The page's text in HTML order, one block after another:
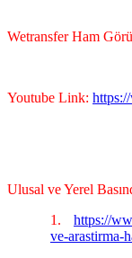
Wetransfer Ham
Youtube Link:
Ulusal ve Yerel
1.
https://
ve-arastirma-